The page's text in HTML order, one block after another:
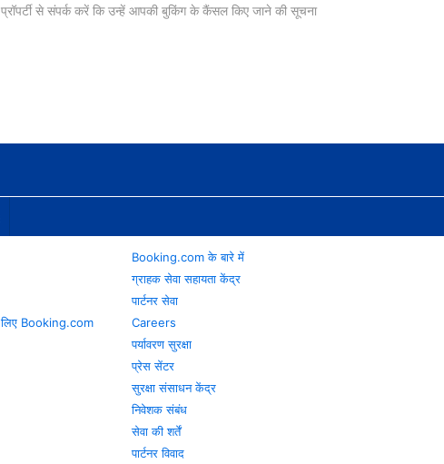
से संपर्क करें कि उन्हें आपकी बुकिंग के कैंसल किए जाने की सूचना
Booking.com
Booking.com के बारे में
ग्राहक सेवा सहायता केंद्र
पार्टनर सेवा
Careers
पर्यावरण सुरक्षा
प्रेस सेंटर
सुरक्षा संसाधन केंद्र
निवेशक संबंध
सेवा की शर्तें
पार्टनर विवाद